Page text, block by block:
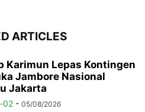
ARTICLES
Karimun Lepas Kontingen
Jambore Nasional
Jakarta
02 - 05/08/2026